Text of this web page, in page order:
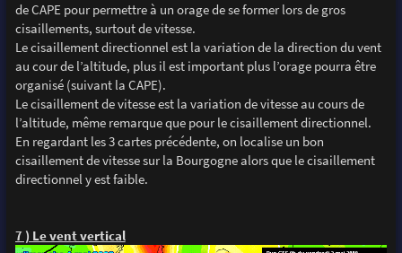
de CAPE pour permettre à un orage de se former lors de gros
cisaillements, surtout de vitesse.
Le cisaillement directionnel est la variation de la direction du vent
au cour de l’altitude, plus il est important plus l’orage pourra être
organisé (suivant la CAPE).
Le cisaillement de vitesse est la variation de vitesse au cours de
l’altitude, même remarque que pour le cisaillement directionnel.
En regardant les 3 cartes précédente, on localise un bon
cisaillement de vitesse sur la Bourgogne alors que le cisaillement
directionnel y est faible.
7 ) Le vent vertical